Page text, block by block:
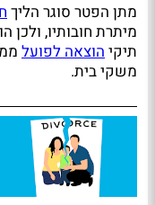
מתן הפטר סוגר הליך
מיתרת חובותיו,
תיקיהוצאה לפועל
משקי בית.